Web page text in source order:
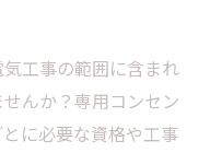
工事の範囲に含まれ
んか？専用コンセン
に必要な資格や工事